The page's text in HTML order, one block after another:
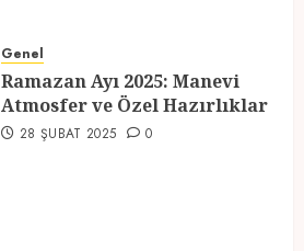
Atmosfer ve Özel Hazırlıklar
28 ŞUBAT 2025 0
Genel
Ramazan Ayı 2025: Manevi
Atmosfer ve Özel Hazırlıklar
28 ŞUBAT 2025 0